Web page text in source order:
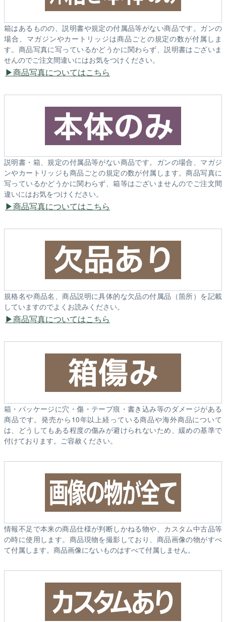
箱はあるものの、説明書や規定の付属品等がない商品です。ガンの
場合、マガジンやカートリッジは商品ごとの規定の数が付属しま
す。商品写真に写っているかどうかに関わらず、説明書はございま
せんのでご注文間違いにはお気をつけください。
商品写真についてはこちら
説明書・箱、規定の付属品等がない商品です。ガンの場合、マガジ
ンやカートリッジも商品ごとの規定の数が付属します。商品写真に
写っているかどうかに関わらず、箱等はございませんのでご注文間
違いにはお気をつけください。
商品写真についてはこちら
規格名や商品名、商品説明に具体的な欠品の付属品（箇所）を記載
していますのでよくお読みください。
商品写真についてはこちら
箱・パッケージに穴・傷・テープ痕・書き込み等のダメージがある
商品です。発売から10年以上経っている商品や海外商品について
は、どうしてもある程度の傷みが避けられないため、緩めの基準で
付けております。ご容赦ください。
情報不足で本来の商品仕様が判断しかねる物や、カスタム中古品等
の時に使用します。商品現物を撮影しており、商品画像の物がすべ
て付属します。商品画像にないものはすべて付属しません。